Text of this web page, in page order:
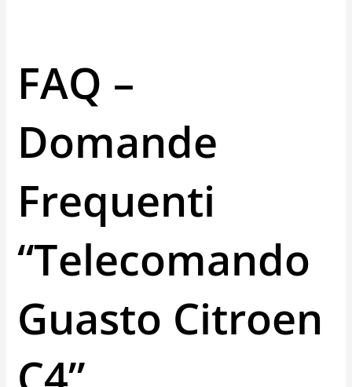
FAQ –
Domande
Frequenti
“telecomando
Guasto Citroen